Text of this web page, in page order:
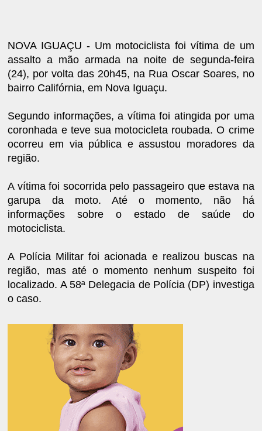
NOVA IGUAÇU - Um motociclista foi vítima de um
assalto a mão armada na noite de segunda-feira
(24), por volta das 20h45, na Rua Oscar Soares, no
bairro Califórnia, em Nova Iguaçu.
Segundo informações, a vítima foi atingida por uma
coronhada e teve sua motocicleta roubada. O crime
ocorreu em via pública e assustou moradores da
região.
A vítima foi socorrida pelo passageiro que estava na
garupa da moto. Até o momento, não há
informações sobre o estado de saúde do
motociclista.
A Polícia Militar foi acionada e realizou buscas na
região, mas até o momento nenhum suspeito foi
localizado. A 58ª Delegacia de Polícia (DP) investiga
o caso.